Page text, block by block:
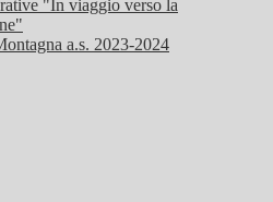
"In viaggio verso la
a.s. 2023-2024